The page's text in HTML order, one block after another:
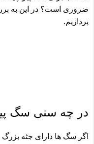
ضروری است؟ در این به
پردازیم.
در چه سنی سگ
اگر سگ ها دارای جثه بزرگ